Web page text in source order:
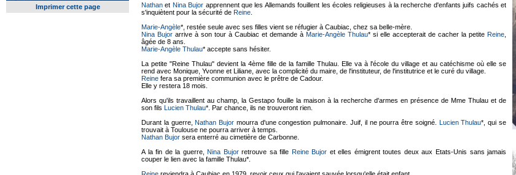
Imprimer cette page
Nathan et Nina Bujor apprennent que les Allemands fouillent les écoles religieuses à la recherche d'enfants juifs cachés et
s'inquiètent pour la sécurité de Reine
Marie-Angèle*, restée seule avec ses filles vient se réfugier à Caubiac, chez sa belle-mère.
Nina Bujor arrive à son tour à Caubiac et demande à Marie-Angèle Thulau* si elle accepterait de cacher la petite Reine
âgée de 8 ans.
Marie-Angèle Thulau* accepte sans hésiter.
La petite "Reine Thulau" devient la 4ème fille de la famille Thulau. Elle va à l'école du village et au catéchisme où elle se
rend avec Monique, Yvonne et Liliane, avec la complicité du maire, de l'instituteur, de l'institutrice et le curé du village.
Reine fera sa première communion avec le prêtre de Cadour.
Elle y restera 18 mois.
Alors qu'ils travaillent au champ, la Gestapo fouille la maison à la recherche d'armes en présence de Mme Thulau et de
son fils Lucien Thulau*. Par chance, ils ne trouveront rien.
Durant la guerre,Nathan Bujor mourra d'une congestion pulmonaire. Juif, il ne pourra être soigné. Lucien Thulau*, qui se
trouvait à Toulouse ne pourra arriver à temps.
Nathan Bujor sera enterré au cimetière de Carbonne.
A la fin de la guerre,Nina Bujorretrouve sa fille Reine Bujor et elles émigrent toutes deux aux Etats-Unis sans jamais
couper le lien avec la famille Thulau*.